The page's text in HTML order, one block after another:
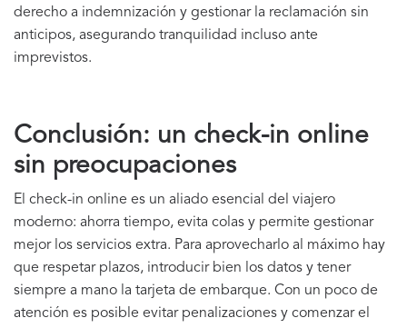
derecho a indemnización y gestionar la reclamación sin
anticipos, asegurando tranquilidad incluso ante
imprevistos.
Conclusión: un check-in online
sin preocupaciones
El check-in online es un aliado esencial del viajero
moderno: ahorra tiempo, evita colas y permite gestionar
mejor los servicios extra. Para aprovecharlo al máximo hay
que respetar plazos, introducir bien los datos y tener
siempre a mano la tarjeta de embarque. Con un poco de
atención es posible evitar penalizaciones y comenzar el